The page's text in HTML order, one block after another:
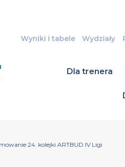
Wyniki i tabele Wydziały
Dla trenera
24. kolejki ARTBUD IV Ligi